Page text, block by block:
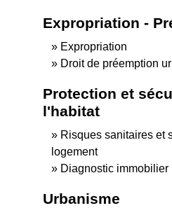
Expropriation -
Expropriation
Droit de préemption
Protection et
l'habitat
Risques sanitaires et
logement
Diagnostic immobilier
Urbanisme